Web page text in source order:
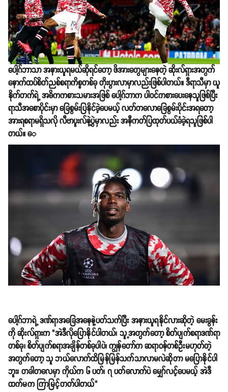
ပေါ့ဂ်ဘာသာ အနားယူရမယ်ဆိုရင်တော့ ဖိအားတွေများနေတဲ့ ဆိုးလ်ရှားအတွက်
နောက်ထပ်စိတ်ညစ်စရာကိစ္စတစ်ခု တိုးပွားလာမှာလည်းဖြစ်ပါတယ်။ ဒီရာသီမှာ ယူ
နိုက်တက်ရဲ့ အဓိကကစားသမားအဖြစ် ပေါ့ဂ်ဘာက ပါဝင်ကစားပေးနေသူဖြစ်ပြီး
ရာသီအစောပိုင်းမှာ ခြေစွမ်းပြနိုင်ခဲ့ပေမယ့် လတ်တလောခြေစွမ်းပိုင်းအရတော့
အားရစရာမရှိသလို လီဗာပူးလ်နဲ့ပွဲမှာလည်း အနီကတ်ပြထုတ်ပယ်ခံခဲ့ရသူဖြစ်ပါ
တယ်။ ​ေ
ပေါ့ဂ်ဘာရဲ့ ဒဏ်ရာအခြေအနေနဲ့ပတ်သက်ပြီး အနားယူရနိုင်လားဆိုတဲ့ မေးခွန်း
ကို ဆိုးလ်ရှားက "​အဲဒီလိုပြောနိုင်ပါတယ်၊ သူ့အတွက်တော့ စိတ်ပျက်စရာဒဏ်ရာ
တစ်ခု၊ စိတ်ပျက်စရာအချိန်တစ်ခုပါပဲ၊ ကျွန်တော်က ဆရာဝန်တစ်ဦးမဟုတ်တဲ့
အတွက်တော့ သူ ဘယ်လောက်ထိမြန်မြန်သက်သာလာမလဲဆိုတာ မပြောနိုင်ပါ
ဘူး၊ တခါတလေမှာ ကိုယ်က ၆ ပတ်၊ ၇ ပတ်လောက်ပဲ မျှော်လင့်ပေမယ့် အဲဒီ
ထက်မက ကြာမြင့်တတ်ပါတယ်"